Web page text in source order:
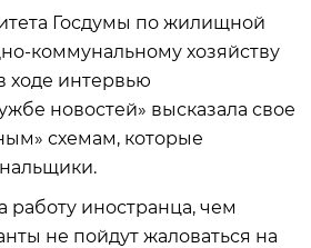
Госдумы по жилищной
коммунальному хозяйству
ходе интервью
новостей» высказала свое
схемам, которые
работу иностранца, чем
не пойдут жаловаться на